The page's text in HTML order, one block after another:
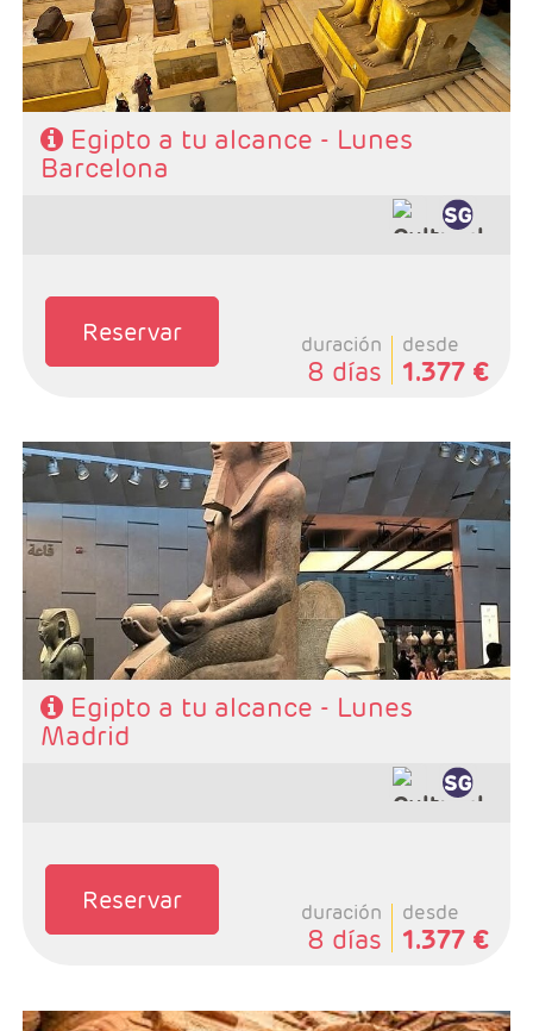
Egipto a tu alcance - Lunes
Barcelona
Reservar duración
8 días
desde
1.377 €
- Salidas: Lunes desde Madrid
- Ruta: 4 noches crucero y 3 Cairo
- Categoría hotelera: STANDARD - PRIMERA Y
SUPERIOR
- Régimen: PC en crucero y AD en Cairo
Egipto a tu alcance - Lunes
Madrid
Reservar duración
8 días
desde
1.377 €